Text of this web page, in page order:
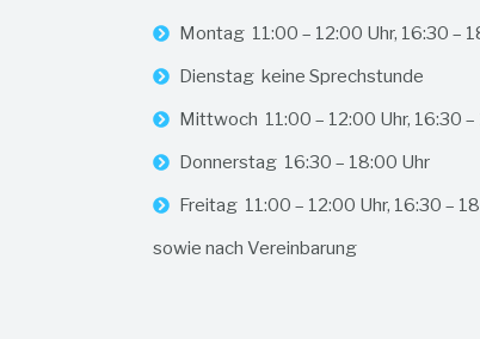
Montag 11:00 – 12:00 Uhr, 16:30 –
Dienstag keine Sprechstunde
Mittwoch 11:00 – 12:00 Uhr, 16:30 –
Donnerstag 16:30 – 18:00 Uhr
Freitag 11:00 – 12:00 Uhr, 16:30 –
sowie nach Vereinbarung